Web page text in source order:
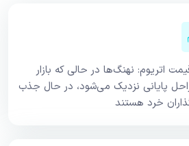
اتریوم: نهنگ‌ها در حالی که بازار
پایانی نزدیک می‌شود، در حال جذب
خرد هستند